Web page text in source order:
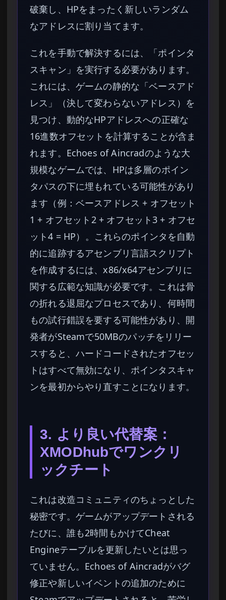
破棄し、HPをまったく新しいランダム
なアドレスに割り当てます。
これを手動で解決するには、「ポインタ
スキャン」を実行する必要があります。
これには、ゲームの静的な「ベースアド
レス」（決して変わらないアドレス）を
見つけ、動的なHPアドレスへの正確な
16進数オフセットを計算することが含ま
れます。Echoes of Aincradのような大
規模なゲームでは、HPは多層のポイン
タパスの下に埋もれている可能性があり
ます（例：ベースアドレス + オフセット
1 + オフセット2 + オフセット3 + オフセ
ット4 = HP）。これらのポインタを自動
的に追跡するアセンブリ言語スクリプト
を作成するには、x86/x64アセンブリに
関する広範な知識が必要です。これは骨
の折れる退屈なプロセスであり、何時間
もの試行錯誤を要する可能性があり、開
発者がSteamで50MBのパッチをリリー
スすると、ハードコードされたオフセッ
トはすべて無効になり、ポインタスキャ
ンを最初からやり直すことになります。
3. より良い代替案：
XMODhubでワンクリ
ックチート
これは改造コミュニティのちょっとした
秘密です。ゲームがアップデートされる
たびに、誰も2時間もかけてCheat
Engineテーブルを更新したいとは思っ
ていません。Echoes of Aincradがバグ
修正や新しいイベントの追加のために